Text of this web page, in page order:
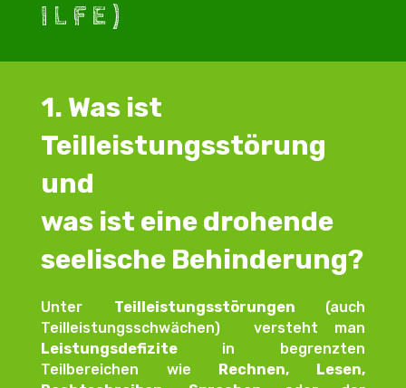
ILFE)
1. Was ist
Teilleistungsstörung
und
was ist eine drohende
seelische Behinderung?
Unter Teilleistungsstörungen (auch
Teilleistungsschwächen) versteht man
Leistungsdefizitein begrenzten
Teilbereichen wie
Rechnen, Lesen,